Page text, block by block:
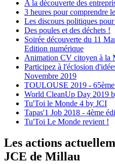
A la découverte des
3 heures pour comprendre
Les discours politiques
Des poules et des déchets !
Soirée découverte du 11
Edition numérique
Animation CV citoyen à la
Participez à l'éclosion
Novembre 2019
TOULOUSE 2019 -
World CleanUp Day 2019
Tu'Toi le Monde 4 by JCI
Tapas'1 Job 2018 - 4ème
Tu'Toi Le Monde revient !
Les actions
JCE de Millau